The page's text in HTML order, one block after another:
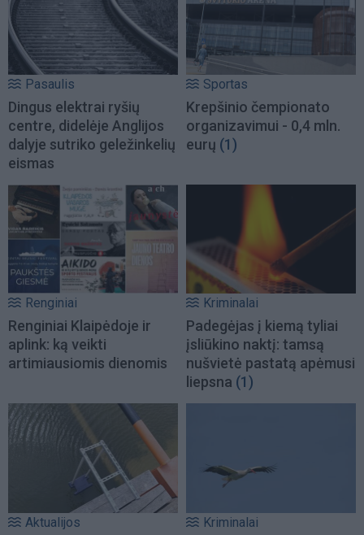
Pasaulis
Dingus elektrai ryšių
centre, didelėje Anglijos
dalyje sutriko geležinkelių
eismas
Sportas
Krepšinio čempionato
organizavimui - 0,4 mln.
eurų (1)
Renginiai
Renginiai Klaipėdoje ir
aplink: ką veikti
artimiausiomis dienomis
Kriminalai
Padegėjas į kiemą tyliai
įsliūkino naktį: tamsą
nušvietė pastatą apėmusi
liepsna (1)
Aktualijos Kriminalai